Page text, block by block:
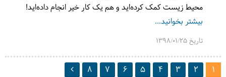
محیط زیست کمک کرده‌اید و هم یک کار خیر انجام داده‌اید!
بیشتر بخوانید...
تاریخ 1398/01/25
1
2
3
4
5
6
7
8